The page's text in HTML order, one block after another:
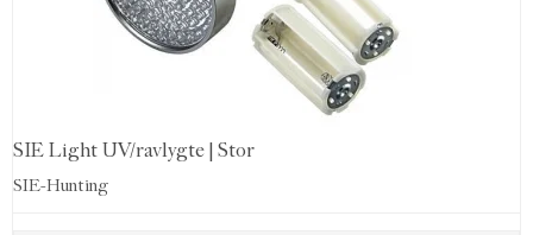
SIE Light UV/ravlygte | Stor
SIE-Hunting